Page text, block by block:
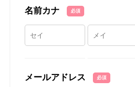
名前カナ 必須
メールアドレス 必須